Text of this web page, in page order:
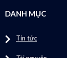
DANH MỤC
Tin tức